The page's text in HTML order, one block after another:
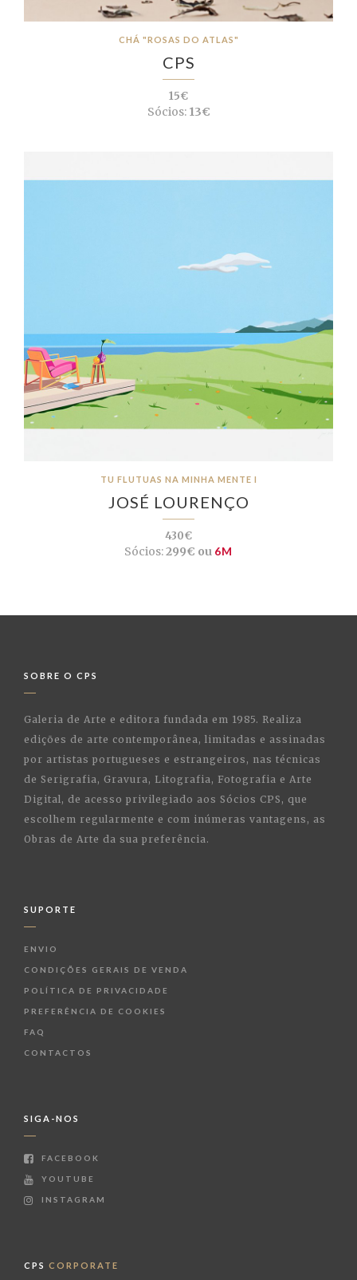
CHÁ "ROSAS DO ATLAS"
CPS
15€
Sócios:13€
TU FLUTUAS NA MINHA MENTE I
JOSÉ LOURENÇO
430€
Sócios:299€ ou 6M
SOBRE O CPS
Galeria de Arte e editora fundada em 1985. Realiza
edições de arte contemporânea, limitadas e assinadas
por artistas portugueses e estrangeiros, nas técnicas
de Serigrafia, Gravura, Litografia, Fotografia e Arte
Digital, de acesso privilegiado aos Sócios CPS, que
escolhem regularmente e com inúmeras vantagens, as
Obras de Arte da sua preferência.
SUPORTE
ENVIO
CONDIÇÕES GERAIS DE VENDA
POLÍTICA DE PRIVACIDADE
PREFERÊNCIA DE COOKIES
FAQ
CONTACTOS
SIGA-NOS
FACEBOOK
YOUTUBE
INSTAGRAM
CPS CORPORATE